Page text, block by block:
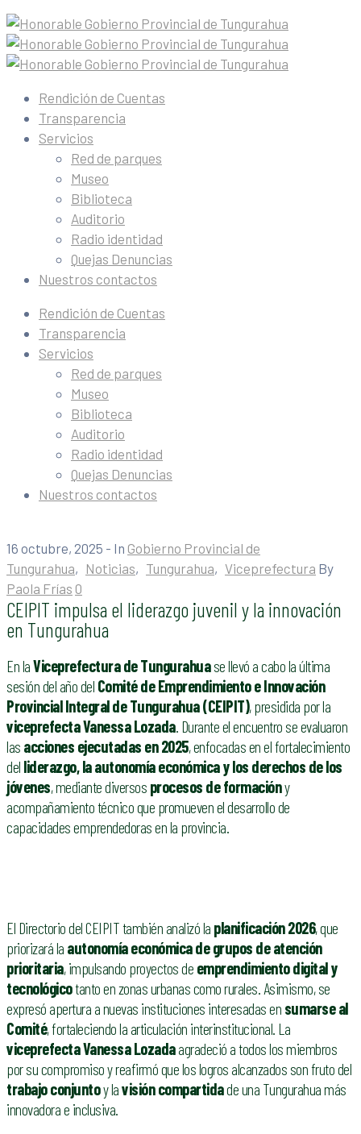
Rendición de Cuentas
Transparencia
Servicios
Red de parques
Museo
Biblioteca
Auditorio
Radio identidad
Quejas Denuncias
Nuestros contactos
Rendición de Cuentas
Transparencia
Servicios
Red de parques
Museo
Biblioteca
Auditorio
Radio identidad
Quejas Denuncias
Nuestros contactos
16 octubre, 2025 - In Gobierno Provincial de
Tungurahua‚ Noticias‚ Tungurahua‚ Viceprefectura By
Paola Frías 0
CEIPIT impulsa el liderazgo juvenil y la innovación
en Tungurahua
En laViceprefectura de Tungurahuase llevó a cabo la última
sesión del año del Comité de Emprendimiento e Innovación
Provincial Integral de Tungurahua (CEIPIT), presidida por la
viceprefecta Vanessa Lozada. Durante el encuentro se evaluaron
las acciones ejecutadas en 2025, enfocadas en el fortalecimiento
del liderazgo, la autonomía económica y los derechos de los
jóvenes, mediante diversos procesos de formacióny
acompañamiento técnico que promueven el desarrollo de
capacidades emprendedoras en la provincia.
El Directorio del CEIPIT también analizó la planificación 2026, que
priorizará la autonomía económica de grupos de atención
prioritaria, impulsando proyectos de emprendimiento digital y
tecnológicotanto en zonas urbanas como rurales. Asimismo, se
expresó apertura a nuevas instituciones interesadas en sumarse al
Comité, fortaleciendo la articulación interinstitucional. La
viceprefecta Vanessa Lozadaagradeció a todos los miembros
por su compromiso y reafirmó que los logros alcanzados son fruto del
trabajo conjuntoy lavisión compartidade una Tungurahua más
innovadora e inclusiva.